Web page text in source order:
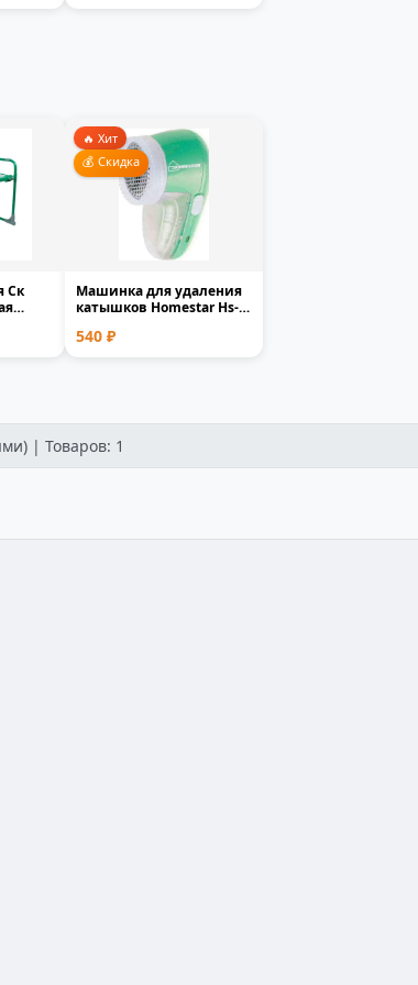
Ск
🔥 Хит
💰 Скидка
Машинка для удаления
катышков Homestar Hs-
540 ₽
| Товаров: 1